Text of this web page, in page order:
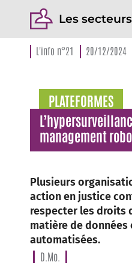
Les secteurs
L'info n°21 20/12/2024
PLATEFORMES
management
Plusieurs
action en justice
respecter les droits
matière de
automatisées.
D.Mo.